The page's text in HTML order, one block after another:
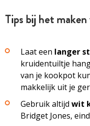
Tips bij het
Laat een langer
kruidentuiltje
van je kookpot
makkelijk uit je
Gebruik altijd wit
Bridget Jones,